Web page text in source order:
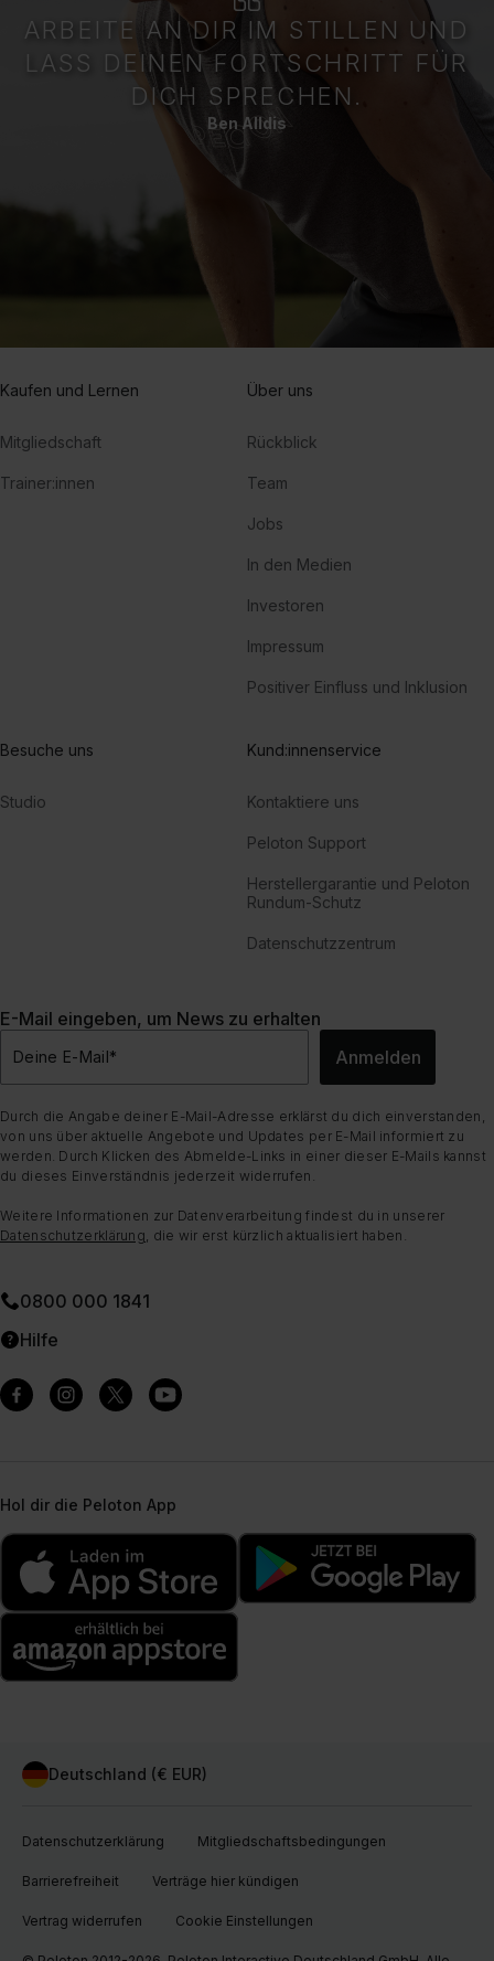
ARBEITE AN DIR IM STILLEN UND
LASS DEINEN FORTSCHRITT FÜR
DICH SPRECHEN.
Ben Alldis
Kaufen und Lernen
Mitgliedschaft
Trainer:innen
Über uns
Rückblick
Team
Jobs
In den Medien
Investoren
Impressum
Positiver Einfluss und Inklusion
Besuche uns
Studio
Kund:innenservice
Kontaktiere uns
Peloton Support
Herstellergarantie und Peloton
Rundum-Schutz
Datenschutzzentrum
E-Mail eingeben, um News zu erhalten
Deine E-Mail* Anmelden
Durch die Angabe deiner E-Mail-Adresse erklärst du dich einverstanden,
von uns über aktuelle Angebote und Updates per E-Mail informiert zu
werden. Durch Klicken des Abmelde-Links in einer dieser E-Mails kannst
du dieses Einverständnis jederzeit widerrufen.
Weitere Informationen zur Datenverarbeitung findest du in unserer
Datenschutzerklärung , die wir erst kürzlich aktualisiert haben.
0800 000 1841
Hilfe
Hol dir die Peloton App
Deutschland (€ EUR)
Datenschutzerklärung Mitgliedschaftsbedingungen
Barrierefreiheit Verträge hier kündigen
Vertrag widerrufen Cookie Einstellungen